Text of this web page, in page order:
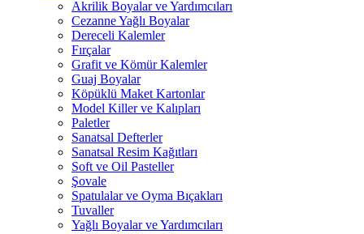
Akrilik Boyalar ve Yardımcıları
Cezanne Yağlı Boyalar
Dereceli Kalemler
Fırçalar
Grafit ve Kömür Kalemler
Guaj Boyalar
Köpüklü Maket Kartonlar
Model Killer ve Kalıpları
Paletler
Sanatsal Defterler
Sanatsal Resim Kağıtları
Soft ve Oil Pasteller
Şovale
Spatulalar ve Oyma Bıçakları
Tuvaller
Yağlı Boyalar ve Yardımcıları